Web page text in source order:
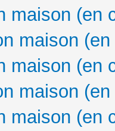
maison (en
maison
maison (en
maison
maison (en